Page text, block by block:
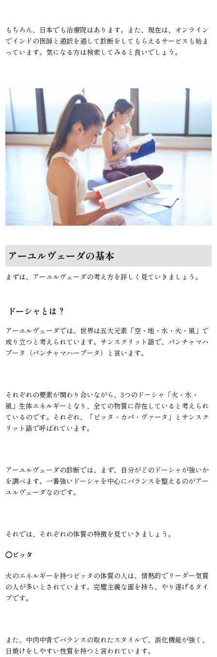
もちろん、日本でも治療院はあります。また、現在は、オンライン
でインドの医師と通訳を通して診断をしてもらえるサービスも始ま
っています。気になる方は検索してみると良いでしょう。
アーユルヴェーダの基本
まずは、アーユルヴェーダの考え方を詳しく見ていきましょう。
ドーシャとは？
アーユルヴェーダでは、世界は五大元素「空・地・水・火・風」で
成り立つと考えられています。サンスクリット語で、パンチャマハ
ブータ（パンチャマハーブータ）と言います。
それぞれの要素が関わり合いながら、3つのドーシャ「火・水・
風」生体エネルギーとなり、全ての物質に存在していると考えられ
ているのです。それぞれ、「ピッタ・カパ・ヴァータ」とサンスク
リット語で呼ばれています。
アーユルヴェーダの診断では、まず、自分がどのドーシャが強いか
を調べます。一番強いドーシャを中心にバランスを整えるのがアー
ユルヴェーダなのです。
それでは、それぞれの体質の特徴を見ていきましょう。
◯ピッタ
火のエネルギーを持つピッタの体質の人は、情熱的でリーダー気質
の人が多いとされています。完璧主義な面を持ち、やり遂げるタイ
プです。
また、中肉中背でバランスの取れたスタイルで、消化機能が強く、
日焼けをしやすい性質を持つと言われています。